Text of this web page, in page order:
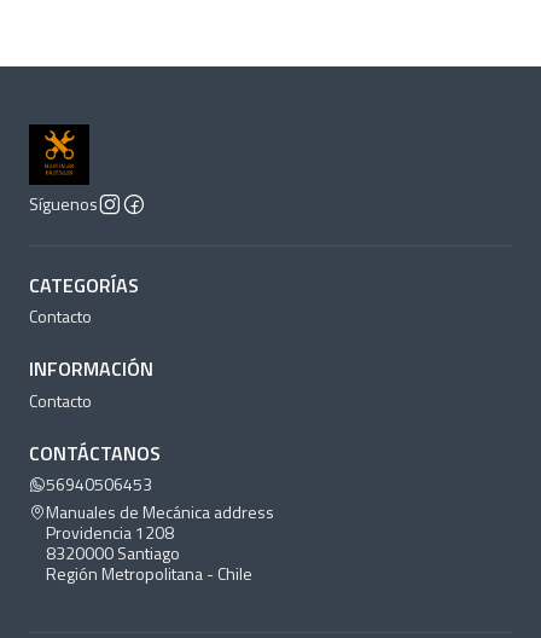
Síguenos
CATEGORÍAS
Contacto
INFORMACIÓN
Contacto
CONTÁCTANOS
56940506453
Manuales de Mecánica address
Providencia 1208
8320000 Santiago
Región Metropolitana - Chile